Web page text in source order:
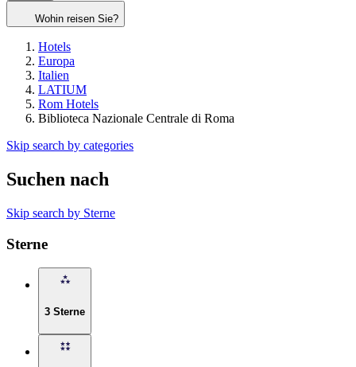
Wohin reisen Sie?
Hotels
Europa
Italien
LATIUM
Rom Hotels
Biblioteca Nazionale Centrale di Roma
Skip search by categories
Suchen nach
Skip search by Sterne
Sterne
3 Sterne